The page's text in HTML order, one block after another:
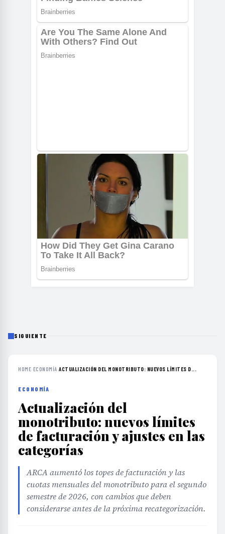
SIGUIENTE
HOME›ECONOMÍA›ACTUALIZACIÓN DEL MONOTRIBUTO: NUEVOS LÍMITES D...
ECONOMÍA
Actualización del
monotributo: nuevos límites
de facturación y ajustes en las
categorías
ARCA aumentó los topes de facturación y las
cuotas mensuales del monotributo para el segundo
semestre de 2026, con cambios que deben
considerarse antes de la próxima recategorización.